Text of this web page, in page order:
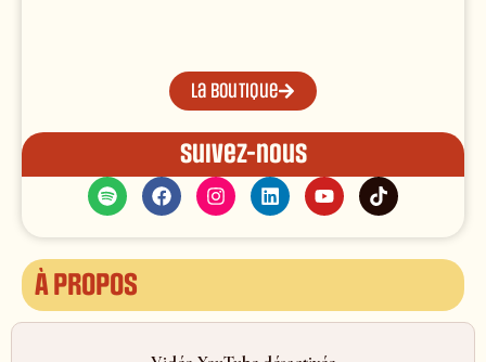
La boutique
Suivez-nous
À propos